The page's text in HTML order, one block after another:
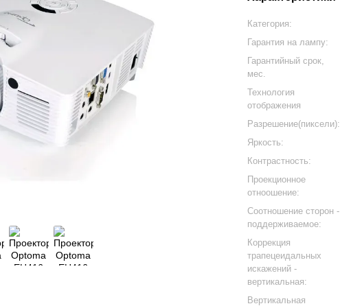
Категория:
Гарантия на лампу:
Гарантийный срок,
мес.
Технология
отображения
Разрешение(пиксели):
Яркость:
Контрастность:
Проекционное
отноошение:
Соотношение сторон -
поддерживаемое:
Коррекция
трапецеидальных
искажений -
вертикальная:
Вертикальная